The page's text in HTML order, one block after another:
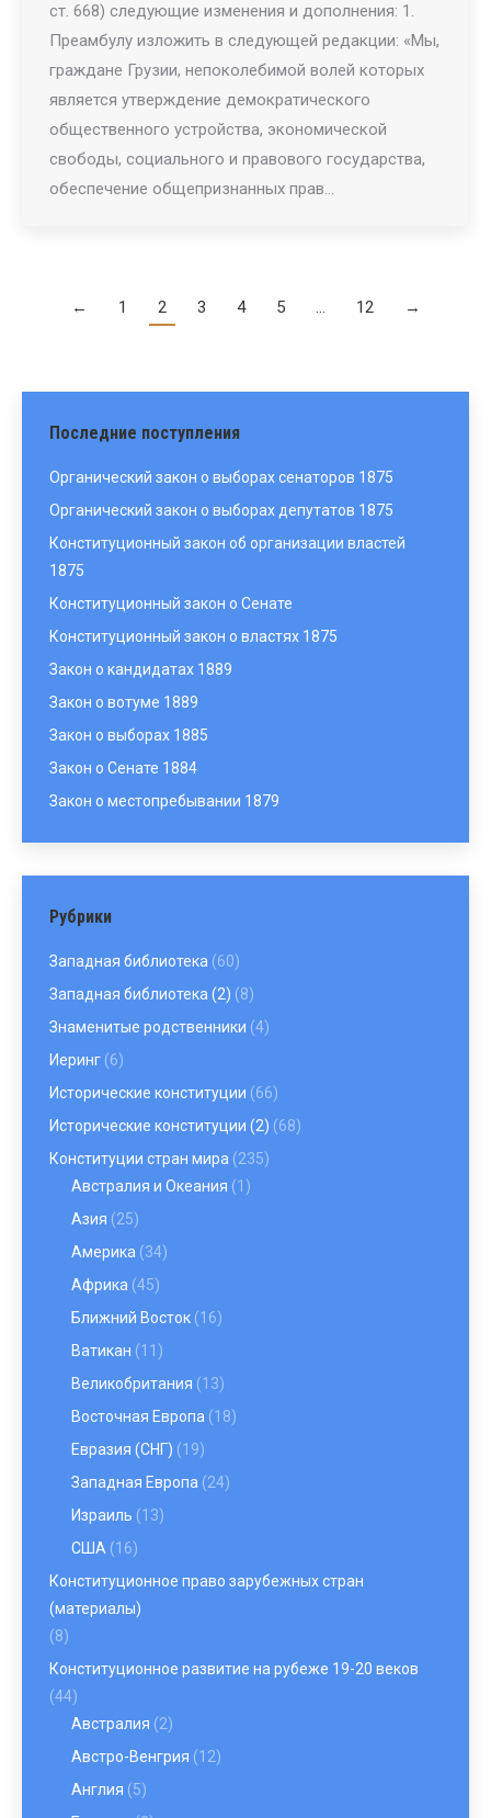
ст. 668) следующие изменения и дополнения: 1.
Преамбулу изложить в следующей редакции: «Мы,
граждане Грузии, непоколебимой волей которых
является утверждение демократического
общественного устройства, экономической
свободы, социального и правового государства,
обеспечение общепризнанных прав…
← 1 2 3 4 5 … 12 →
Последние поступления
Органический закон о выборах сенаторов 1875
Органический закон о выборах депутатов 1875
Конституционный закон об организации властей
1875
Конституционный закон о Сенате
Конституционный закон о властях 1875
Закон о кандидатах 1889
Закон о вотуме 1889
Закон о выборах 1885
Закон о Сенате 1884
Закон о местопребывании 1879
Рубрики
Западная библиотека (60)
Западная библиотека (2) (8)
Знаменитые родственники (4)
Иеринг (6)
Исторические конституции (66)
Исторические конституции (2) (68)
Конституции стран мира (235)
Австралия и Океания (1)
Азия (25)
Америка (34)
Африка (45)
Ближний Восток (16)
Ватикан (11)
Великобритания (13)
Восточная Европа (18)
Евразия (СНГ) (19)
Западная Европа (24)
Израиль (13)
США (16)
Конституционное право зарубежных стран
(материалы)
(8)
Конституционное развитие на рубеже 19-20 веков
(44)
Австралия (2)
Австро-Венгрия (12)
Англия (5)